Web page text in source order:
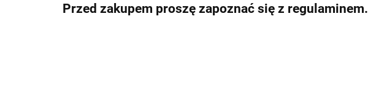
Przed zakupem proszę zapoznać się z regulaminem.